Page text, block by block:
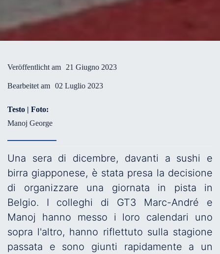
Una sera di dicembre, davanti a sushi e
birra giapponese, è stata presa la decisione
di organizzare una giornata in pista in
Belgio. I colleghi di GT3 Marc-André e
Manoj hanno messo i loro calendari uno
sopra l'altro, hanno riflettuto sulla stagione
passata e sono giunti rapidamente a un
Veröffentlicht am 21 Giugno 2023
Bearbeitet am 02 Luglio 2023
Testo | Foto:
Manoj George